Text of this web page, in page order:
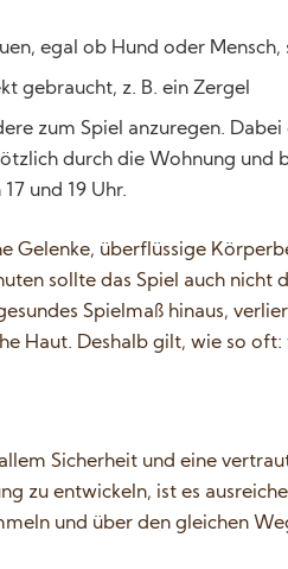
egal ob Hund oder
gebraucht, z. B. ein Zergel
zum Spiel anzuregen.
durch die Wohnung und
und 19 Uhr.
Gelenke, überflüssige
sollte das Spiel auch nicht
Spielmaß hinaus,
Haut. Deshalb gilt, wie so
Sicherheit und eine
zu entwickeln, ist es
und über den gleichen